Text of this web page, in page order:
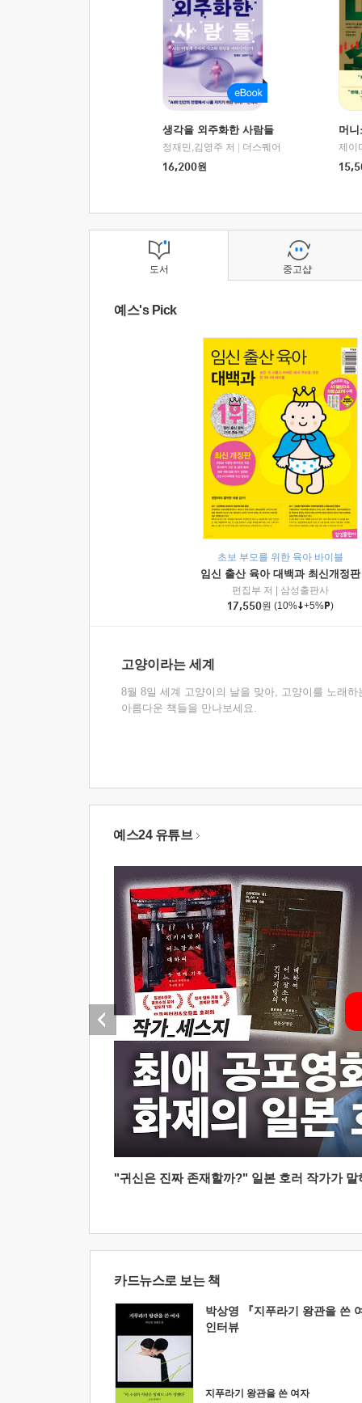
생각을 외주화한 사람들
정재민,김영주 저
더스퀘어
16,200원
머
도서
예스's Pick
초보 부모를 위한 육아 바이블
임신 출산 육아 대백과 최신개정판
편집부 저
삼성출판사
17,550원 (10% +5% )
고양이라는 세계
8월 8일 세계 고양이의 날을 맞아, 고양이를 노래하
아름다운 책들을 만나보세요.
중고샵
예스24 유튜브
"귀신은 진짜 존재할까?" 일본 호러 작가가
카드뉴스로 보는 책
박상영 『지푸라기 왕관을 쓴
인터뷰
지푸라기 왕관을 쓴 여자